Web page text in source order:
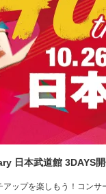
日本武道館 3DAYS開
ップを楽しもう！コン